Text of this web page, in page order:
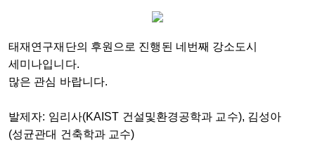
태재연구재단의 후원으로 진행된 네번째 강소도시
세미나입니다.
많은 관심 바랍니다.
발제자: 임리사(KAIST 건설및환경공학과 교수), 김성아
(성균관대 건축학과 교수)